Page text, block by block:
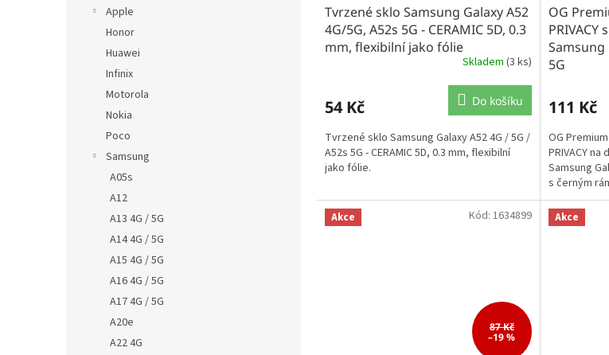
Apple
Honor
Huawei
Infinix
Motorola
Nokia
Poco
Samsung
A05s
A12
A13 4G / 5G
A14 4G / 5G
A15 4G / 5G
A16 4G / 5G
A17 4G / 5G
A20e
A22 4G
Tvrzené sklo Samsung Galaxy A52
4G/5G, A52s 5G - CERAMIC 5D, 0.3
mm, flexibilní jako fólie
Skladem (3 ks)
54 Kč Do košíku
Tvrzené sklo Samsung Galaxy A52 4G / 5G /
A52s 5G - CERAMIC 5D, 0.3 mm, flexibilní
jako fólie.
OG
Samsung
5G
111 Kč
OG
PRIVACY
Samsung
s černým
Akce
87 Kč
–19 %
Kód: 1634899 Akce